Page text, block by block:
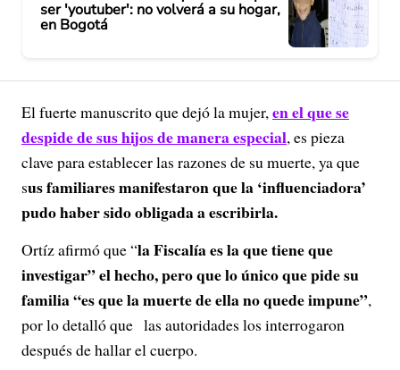
ser 'youtuber': no volverá a su hogar,
en Bogotá
El fuerte manuscrito que dejó la mujer,en el que se
despide de sus hijos de manera especial, es pieza
clave para establecer las razones de su muerte, ya que
sus familiares manifestaron que la ‘influenciadora’
pudo haber sido obligada a escribirla.
Ortíz afirmó que “la Fiscalía es la que tiene que
investigar” el hecho, pero quelo único que pide su
familia “es que la muerte de ella no quede impune”,
por lo detalló que las autoridades los interrogaron
después de hallar el cuerpo.